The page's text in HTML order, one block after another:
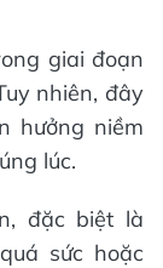
giai đoạn
nhiên, đây
hưởng niềm
lúc.
đặc biệt là
sức hoặc